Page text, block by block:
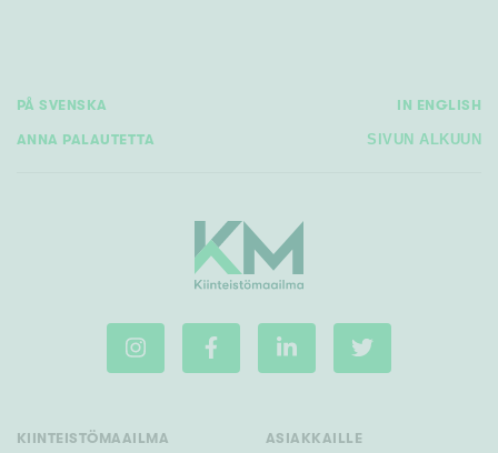
PÅ SVENSKA IN ENGLISH
ANNA PALAUTETTA SIVUN ALKUUN
KIINTEISTÖMAAILMA ASIAKKAILLE